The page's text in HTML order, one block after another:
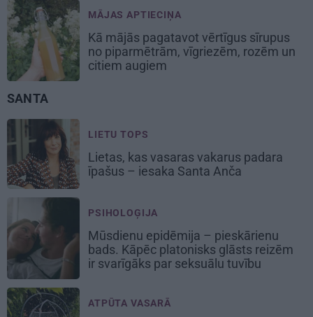
MĀJAS APTIECIŅA
Kā mājās pagatavot vērtīgus sīrupus
no piparmētrām, vīgriezēm, rozēm un
citiem augiem
SANTA
LIETU TOPS
Lietas, kas vasaras vakarus padara
īpašus – iesaka Santa Anča
PSIHOLOĢIJA
Mūsdienu epidēmija – pieskārienu
bads. Kāpēc platonisks glāsts reizēm
ir svarīgāks par seksuālu tuvību
ATPŪTA VASARĀ